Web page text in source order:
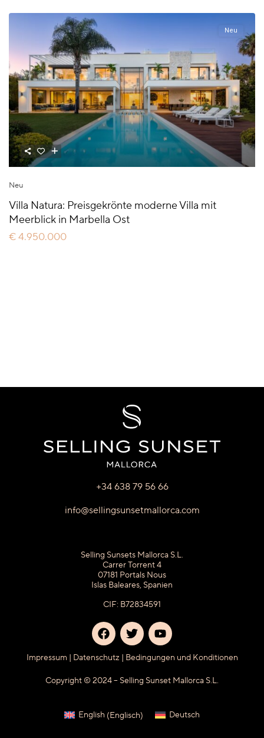
Neu
Neu
Villa Natura: Preisgekrönte moderne Villa mit
Meerblick in Marbella Ost
€ 4.950.000
+34 638 79 56 66
info@sellingsunsetmallorca.com
Selling Sunsets Mallorca S.L.
Carrer Torrent 4
07181 Portals Nous
Islas Baleares, Spanien
CIF: B72834591
Impressum | Datenschutz | Bedingungen und Konditionen
Copyright © 2024 – Selling Sunset Mallorca S.L.
English (Englisch) Deutsch